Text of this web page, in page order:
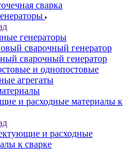
сварка
генераторы
сварочный генератор
сварочный генератор
и однопостовые
агрегаты
и расходные материалы к
и расходные
к сварке